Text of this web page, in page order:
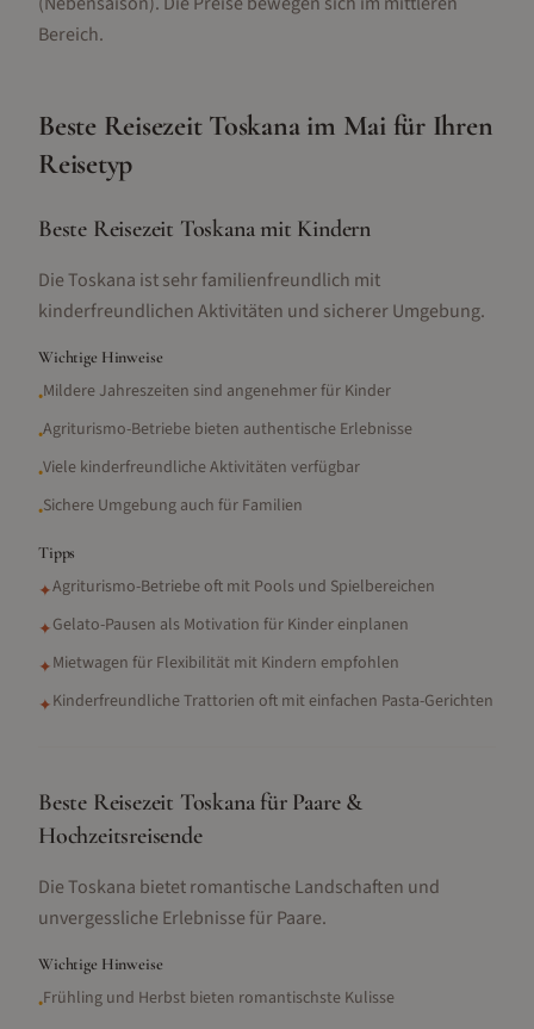
Bereich.
Beste Reisezeit Toskanaim Maifür Ihren
Reisetyp
Beste Reisezeit Toskana mit Kindern
Die Toskana ist sehr familienfreundlich mit
kinderfreundlichen Aktivitäten und sicherer Umgebung.
Wichtige Hinweise
•Mildere Jahreszeiten sind angenehmer für Kinder
•Agriturismo-Betriebe bieten authentische Erlebnisse
•Viele kinderfreundliche Aktivitäten verfügbar
•Sichere Umgebung auch für Familien
Tipps
✦Agriturismo-Betriebe oft mit Pools und Spielbereichen
✦Gelato-Pausen als Motivation für Kinder einplanen
✦Mietwagen für Flexibilität mit Kindern empfohlen
✦Kinderfreundliche Trattorien oft mit einfachen Pasta-Gerichten
Beste Reisezeit Toskana für Paare &
Hochzeitsreisende
Die Toskana bietet romantische Landschaften und
unvergessliche Erlebnisse für Paare.
Wichtige Hinweise
•Frühling und Herbst bieten romantischste Kulisse